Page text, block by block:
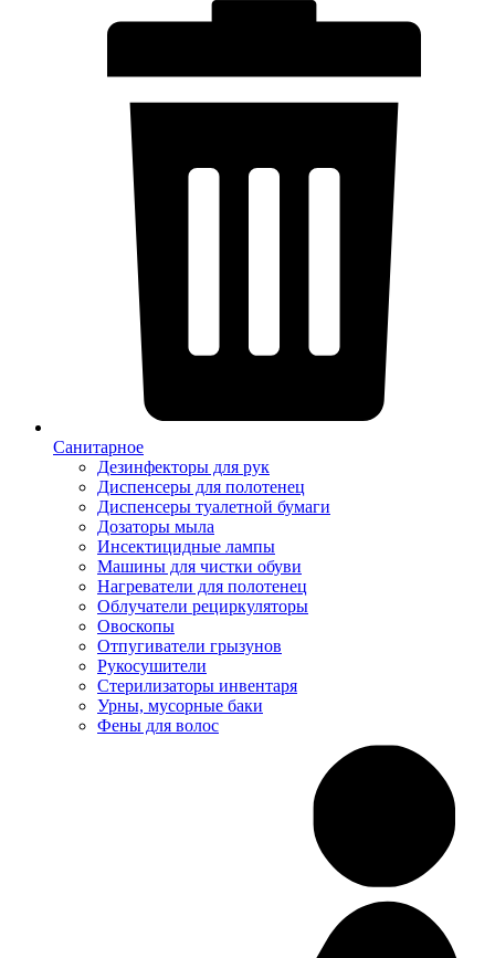
Санитарное
Дезинфекторы для рук
Диспенсеры для полотенец
Диспенсеры туалетной бумаги
Дозаторы мыла
Инсектицидные лампы
Машины для чистки обуви
Нагреватели для полотенец
Облучатели рециркуляторы
Овоскопы
Отпугиватели грызунов
Рукосушители
Стерилизаторы инвентаря
Урны, мусорные баки
Фены для волос